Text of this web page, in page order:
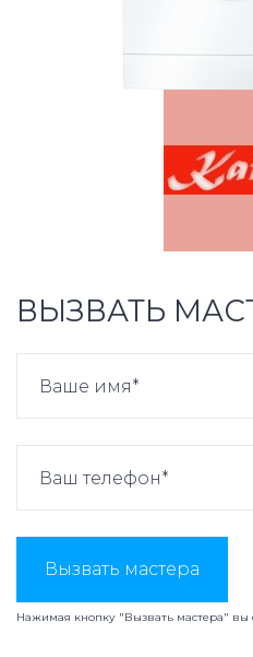
ВЫЗВАТЬ
Вызвать мастера
Нажимая кнопку "Вызвать мастера" вы